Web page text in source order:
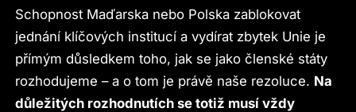
Schopnost Maďarska nebo Polska zablokovat
jednání klíčových institucí a vydírat zbytek Unie je
přímým důsledkem toho, jak se jako členské státy
rozhodujeme – a o tom je právě naše rezoluce. Na
důležitých rozhodnutích se totiž musí vždy